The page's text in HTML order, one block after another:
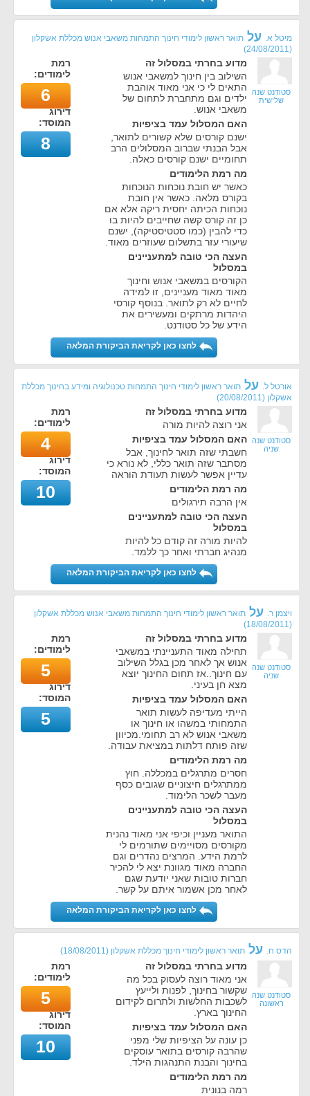
מיטל א. על תואר ראשון לימודי חינוך התמחות משאבי אנוש מכללת אשקלון
(
24/08/2011
)
סטודנט שנה
שלישית
מדוע בחרתי במסלול זה
השילוב בין חינוך למשאבי אנוש
התאים לי כי אני מאוד אוהבת
ילדים וגם מתחברת לתחום של
משאבי אנוש.
האם המסלול עמד בציפיות
ישנם קורסים שלא קשורים לתואר,
אבל הבנתי שברוב המסלולים הרב
תחומיים ישנם קורסים כאלה.
מה רמת הלימודים
כאשר יש חובת נוכחות הנוכחות
בקורס מלאה. כאשר אין חובת
נוכחות הכיתה יחסית ריקה אלא אם
כן זה קורס קשה שחייבים להיות בו
כדי להבין (כמו סטטיסטיקה), ישנם
שיעורי עזר בתשלום שעוזרים מאוד.
העצה הכי טובה למתעניינים
במסלול
הקורסים במשאבי אנוש וחינוך
מאוד מאוד מעניינים, זו למידה
לחיים לא רק לתואר. בנוסף קורסי
היהדות מרתקים ומעשירים את
הידע של כל סטודנט.
רמת
לימודים:
6
דירוג
המוסד:
8
לחצו כאן לקריאת הביקורת המלאה
אורטל ל. על תואר ראשון לימודי חינוך התמחות טכנולוגיה ומידע בחינוך מכללת
אשקלון (
20/08/2011
)
סטודנט שנה
שניה
מדוע בחרתי במסלול זה
אני רוצה להיות מורה
האם המסלול עמד בציפיות
חשבתי שזה תואר לחינוך, אבל
מסתבר שזה תואר כללי, לא נורא כי
עדיין אפשר לעשות תעודת הוראה
מה רמת הלימודים
אין הרבה תירגולים
העצה הכי טובה למתעניינים
במסלול
להיות מורה זה קודם כל להיות
מנהיג חברתי ואחר כך ללמד.
רמת
לימודים:
4
דירוג
המוסד:
10
לחצו כאן לקריאת הביקורת המלאה
ויצמן ר. על תואר ראשון לימודי חינוך התמחות משאבי אנוש מכללת אשקלון
(
18/08/2011
)
סטודנט שנה
שניה
מדוע בחרתי במסלול זה
תחילה מאוד התעניינתי במשאבי
אנוש אך לאחר מכן בגלל השילוב
עם חינוך..אז תחום החינוך יוצא
מצא חן בעיני.
האם המסלול עמד בציפיות
הייתי מעדיפה לעשות תואר
התמחותי במשהו או חינוך או
משאבי אנוש לא רב תחומי.מכיוון
שזה פותח דלתות במציאת עבודה.
מה רמת הלימודים
חסרים מתרגלים במכללה. חוץ
ממתרגלים חיצוניים שגובים כסף
מעבר לשכר הלימוד.
העצה הכי טובה למתעניינים
במסלול
התואר מעניין וכיפי אני מאוד נהנית
מקורסים מסויימים שתורמים לי
לרמת הידע. המרצים נהדרים וגם
החברה מאוד מגוונת יצא לי להכיר
חברות טובות שאני יודעת שגם
לאחר מכן אשמור איתם על קשר.
רמת
לימודים:
5
דירוג
המוסד:
5
לחצו כאן לקריאת הביקורת המלאה
הדס ח. על תואר ראשון לימודי חינוך מכללת אשקלון (
18/08/2011
)
סטודנט שנה
ראשונה
מדוע בחרתי במסלול זה
אני מאוד רוצה לעסוק בכל מה
שקשור בחינוך, לפנות ולייעץ
לשכבות החלשות ולתרום לקידום
החינוך בארץ.
האם המסלול עמד בציפיות
כן עונה על הציפיות שלי מפני
שהרבה קורסים בתואר עוסקים
בחינוך והבנת התנהגות הילד.
מה רמת הלימודים
רמה בנונית
רמת
לימודים:
5
דירוג
המוסד:
10